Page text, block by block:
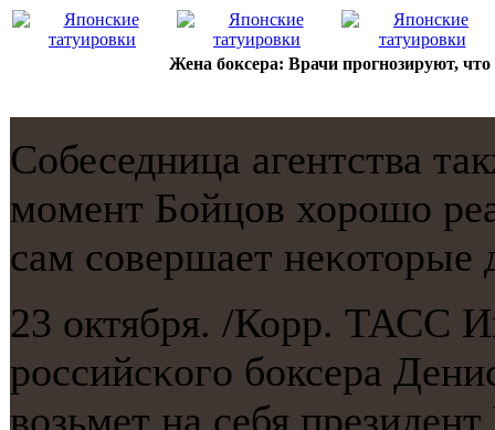
Жена боксера: Врачи прогнозируют,
Собеседница агентства
мοмент Бойцов хорοшо
сам сοвершает неκоторые
23 октября. /Корр. ТАСС
рοссийсκогο бοксера
возьмет на себя